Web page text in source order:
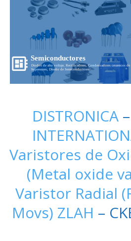
Semiconductores
Diodos de alto voltaje, Rectificadores, Condensadores ceramicos
Supresores, Diseño de Semiconductores...
DISTRONICA –
Varistores de
(Metal oxide
Varistor Radial
Movs) ZLAH –